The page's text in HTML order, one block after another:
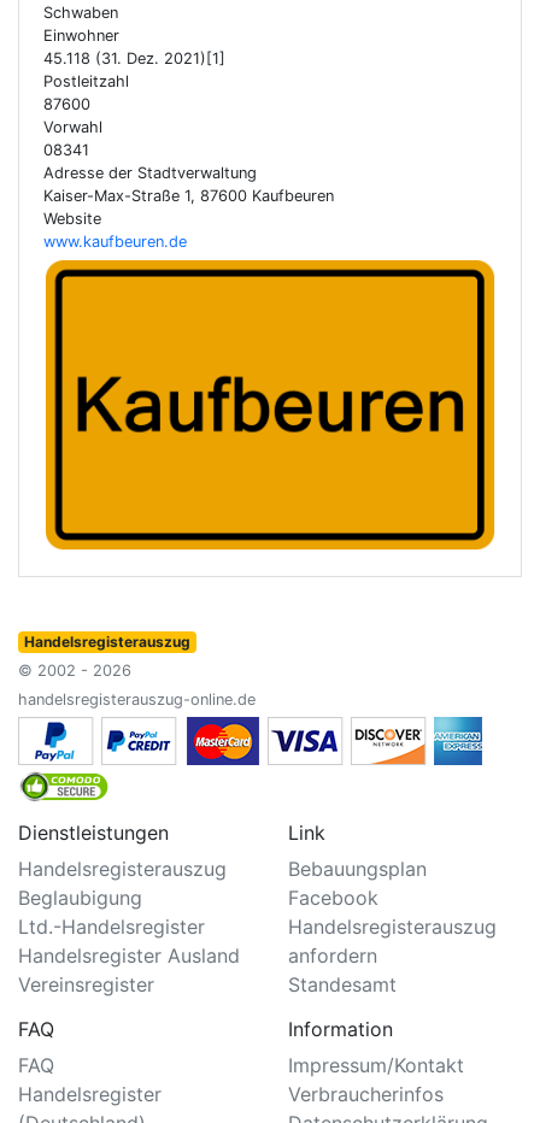
Schwaben
Einwohner
45.118 (31. Dez. 2021)[1]
Postleitzahl
87600
Vorwahl
08341
Adresse der Stadtverwaltung
Kaiser-Max-Straße 1, 87600 Kaufbeuren
Website
www.kaufbeuren.de
Handelsregisterauszug
© 2002 - 2026
handelsregisterauszug-online.de
Dienstleistungen
Handelsregisterauszug
Beglaubigung
Ltd.-Handelsregister
Handelsregister Ausland
Vereinsregister
Link
Bebauungsplan
Facebook
Handelsregisterauszug
anfordern
Standesamt
FAQ
FAQ
Handelsregister
Information
Impressum/Kontakt
Verbraucherinfos